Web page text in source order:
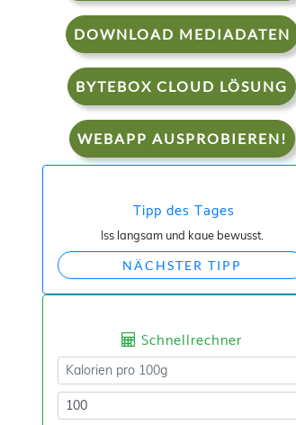
DOWNLOAD MEDIADATEN
BYTEBOX CLOUD LÖSUNG
WEBAPP AUSPROBIEREN!
Tipp des Tages
Iss langsam und kaue bewusst.
NÄCHSTER TIPP
Schnellrechner